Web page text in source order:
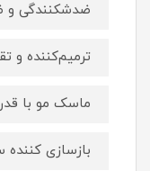
ضدشکنندگی و
ترمیم‌کننده و
ماسک مو با
بازسازی